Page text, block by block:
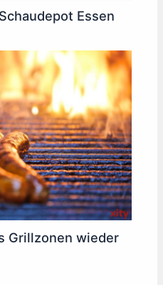
Essen
Grillzonen wieder